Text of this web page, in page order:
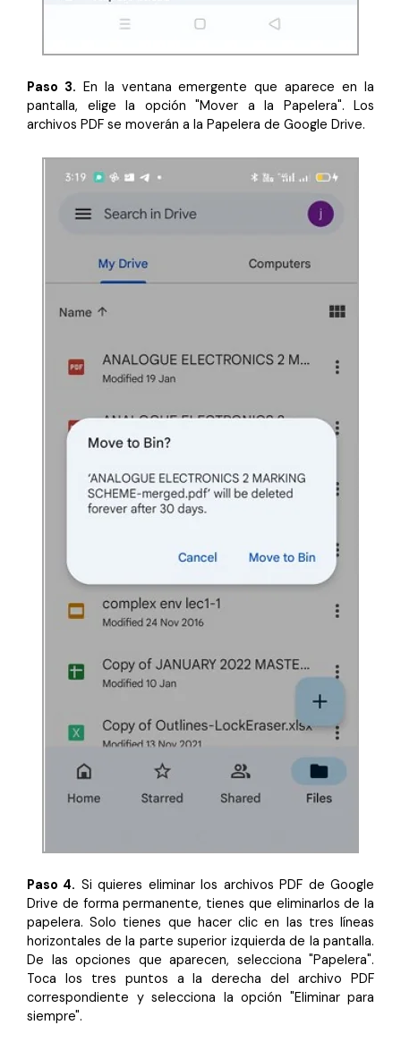
Paso 3. En la ventana emergente que aparece en la
pantalla, elige la opción "Mover a la Papelera". Los
archivos PDF se moverán a la Papelera de Google Drive.
Paso 4. Si quieres eliminar los archivos PDF de Google
Drive de forma permanente, tienes que eliminarlos de la
papelera. Solo tienes que hacer clic en las tres líneas
horizontales de la parte superior izquierda de la pantalla.
De las opciones que aparecen, selecciona "Papelera".
Toca los tres puntos a la derecha del archivo PDF
correspondiente y selecciona la opción "Eliminar para
siempre".